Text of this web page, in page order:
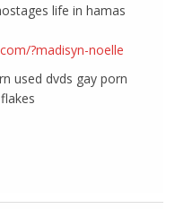
life in hamas
?madisyn-noelle
used dvds gay porn